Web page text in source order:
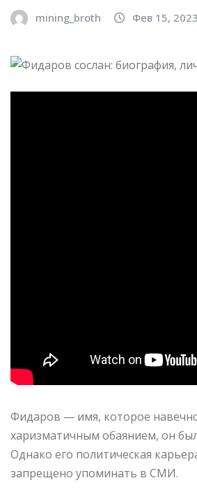
mining_broth Фев 15, 2023
Фидаров — имя, которое
харизматичным обаянием, он
Однако его политическая
запрещено упоминать в СМИ.